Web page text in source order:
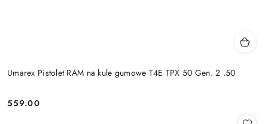
Umarex Pistolet RAM na kule gumowe T4E TPX 50 Gen. 2 .50
Cena:
559.00